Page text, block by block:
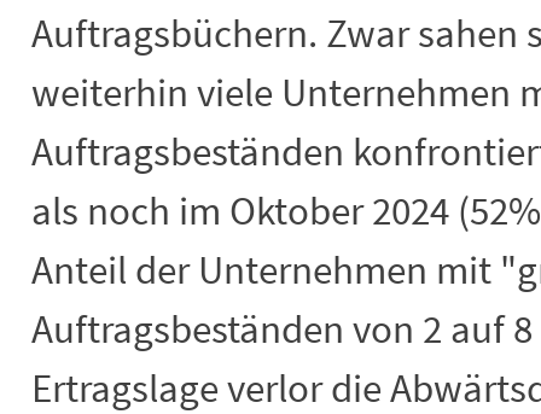
Auftragsbüchern. Zwar sahen
weiterhin viele Unternehmen
Auftragsbeständen
als noch im Oktober 2024
Anteil der Unternehmen mit
Auftragsbeständen von 2 auf
Ertragslage verlor die